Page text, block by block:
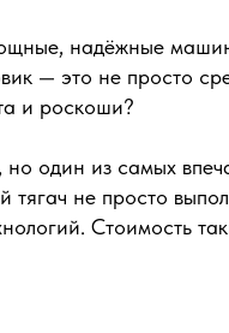
надёжные
— это не просто
и роскоши?
но один из самых
не просто
Стоимость